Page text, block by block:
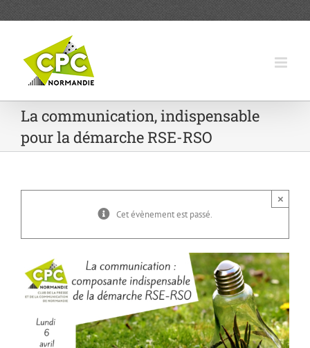
La communication, indispensable
pour la démarche RSE-RSO
Cet évènement est passé.
×